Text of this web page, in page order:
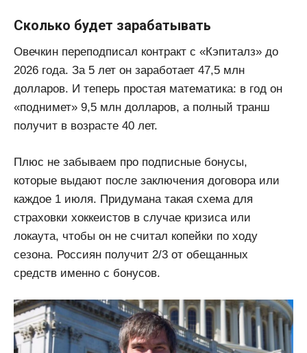
Сколько будет зарабатывать
Овечкин переподписал контракт с «Кэпиталз» до
2026 года. За 5 лет он заработает 47,5 млн
долларов. И теперь простая математика: в год он
«поднимет» 9,5 млн долларов, а полный транш
получит в возрасте 40 лет.
Плюс не забываем про подписные бонусы,
которые выдают после заключения договора или
каждое 1 июля. Придумана такая схема для
страховки хоккеистов в случае кризиса или
локаута, чтобы он не считал копейки по ходу
сезона. Россиян получит 2/3 от обещанных
средств именно с бонусов.